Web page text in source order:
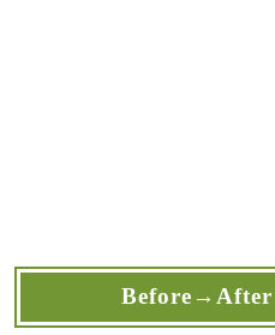
Before→After